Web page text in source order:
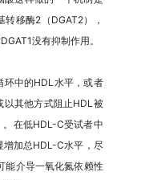
移酶2（DGAT2），
没有抑制作用。
环中的HDL水平，或者
以其他方式阻止HDL被
。在低HDL-C受试者中
增加总HDL-C水平，尽
能介导一氧化氮依赖性